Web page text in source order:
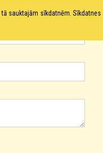
sauktajām sīkdatnēm. Sīkdatnes